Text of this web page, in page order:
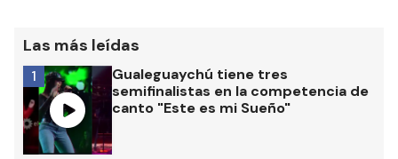
Las más leídas
Gualeguaychú tiene tres
semifinalistas en la competencia de
canto "Este es mi Sueño"
1